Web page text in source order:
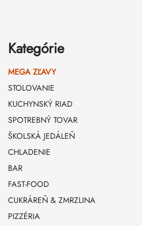
Kategórie
MEGA ZĽAVY
STOLOVANIE
KUCHYNSKÝ RIAD
SPOTREBNÝ TOVAR
ŠKOLSKÁ JEDÁLEŇ
CHLADENIE
BAR
FAST-FOOD
CUKRÁREŇ & ZMRZLINA
PIZZÉRIA